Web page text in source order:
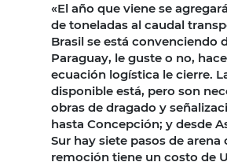
«El año que viene se
de toneladas al caudal
Brasil se está convenciendo
Paraguay, le guste o no,
ecuación logística le cierre.
disponible está, pero son
obras de dragado y
hasta Concepción; y desde
Sur hay siete pasos de arena
remoción tiene un costo de